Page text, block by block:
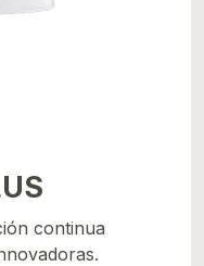
continua